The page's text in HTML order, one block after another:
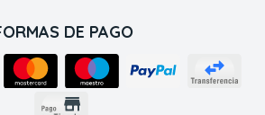
DE PAGO